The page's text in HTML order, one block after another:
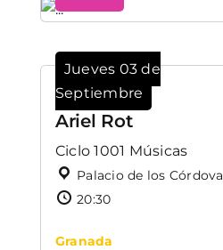
Jueves 03 de
Septiembre
Ariel Rot
Ciclo 1001 Músicas
Palacio de los Córdova
20:30
Granada